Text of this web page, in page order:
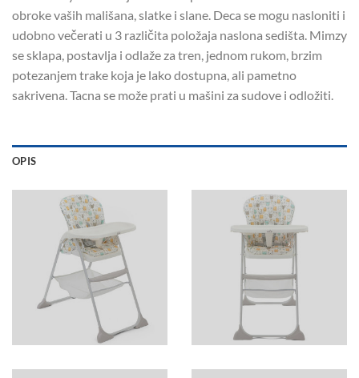
obroke vaših mališana, slatke i slane. Deca se mogu nasloniti i
udobno večerati u 3 različita položaja naslona sedišta. Mimzy
se sklapa, postavlja i odlaže za tren, jednom rukom, brzim
potezanjem trake koja je lako dostupna, ali pametno
sakrivena. Tacna se može prati u mašini za sudove i odložiti.
OPIS